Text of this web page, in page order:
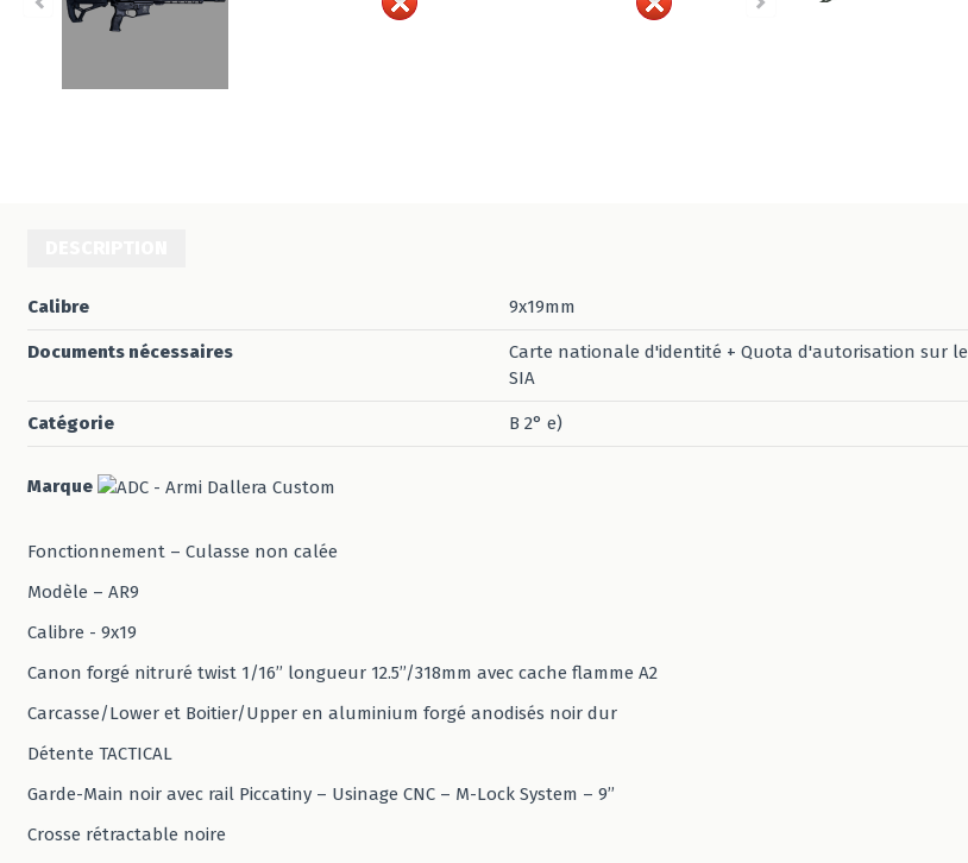
Calibre 9x19mm
Documents nécessaires
Carte nationale d'identité + Quota d'autorisation sur le
SIA
Catégorie B 2° e)
Marque
Fonctionnement – Culasse non calée
Modèle – AR9
Calibre - 9x19
Canon forgé nitruré twist 1/16’’ longueur 12.5’’/318mm avec cache flamme A2
Carcasse/Lower et Boitier/Upper en aluminium forgé anodisés noir dur
Détente TACTICAL
Garde-Main noir avec rail Piccatiny – Usinage CNC – M-Lock System – 9’’
Crosse rétractable noire